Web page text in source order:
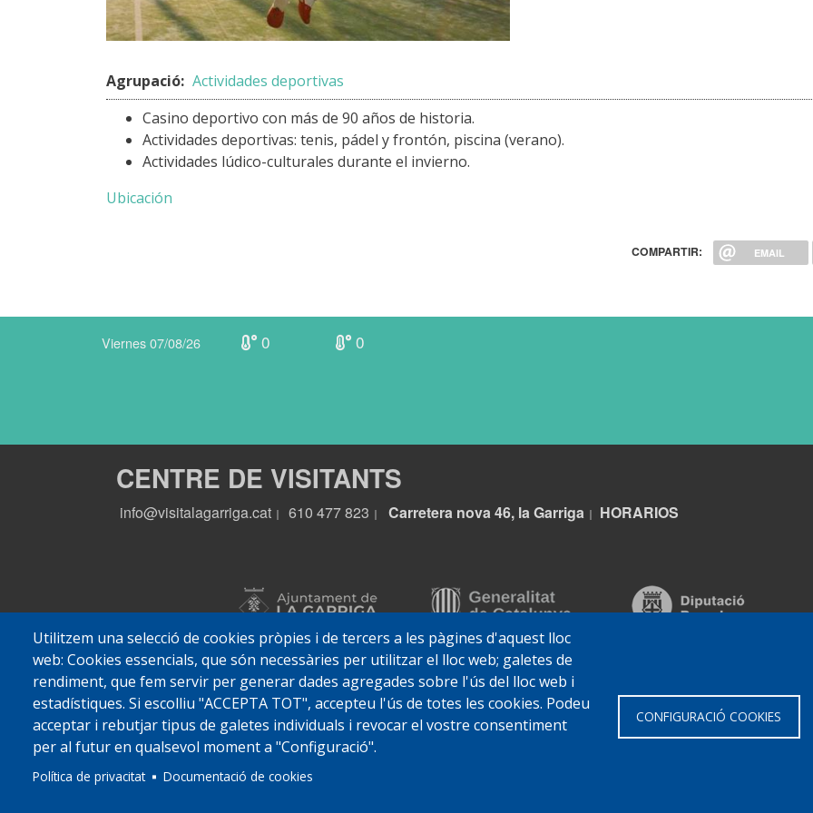
Agrupació: Actividades deportivas
Casino deportivo con más de 90 años de historia.
Actividades deportivas: tenis, pádel y frontón, piscina (verano).
Actividades lúdico-culturales durante el invierno.
Ubicación
COMPARTIR: EMAIL
Utilitzem una selecció de cookies pròpies i de tercers a les pàgines d'aquest lloc
web: Cookies essencials, que són necessàries per utilitzar el lloc web; galetes de
rendiment, que fem servir per generar dades agregades sobre l'ús del lloc web i
estadístiques. Si escolliu "ACCEPTA TOT", accepteu l'ús de totes les cookies. Podeu
acceptar i rebutjar tipus de galetes individuals i revocar el vostre consentiment
per al futur en qualsevol moment a "Configuració".
Política de privacitat Documentació de cookies
CONFIGURACIÓ COOKIES
Viernes 07/08/26 0 0
CENTRE DE VISITANTS
info@visitalagarriga.cat 610 477 823 Carretera nova 46, la Garriga HORARIOS